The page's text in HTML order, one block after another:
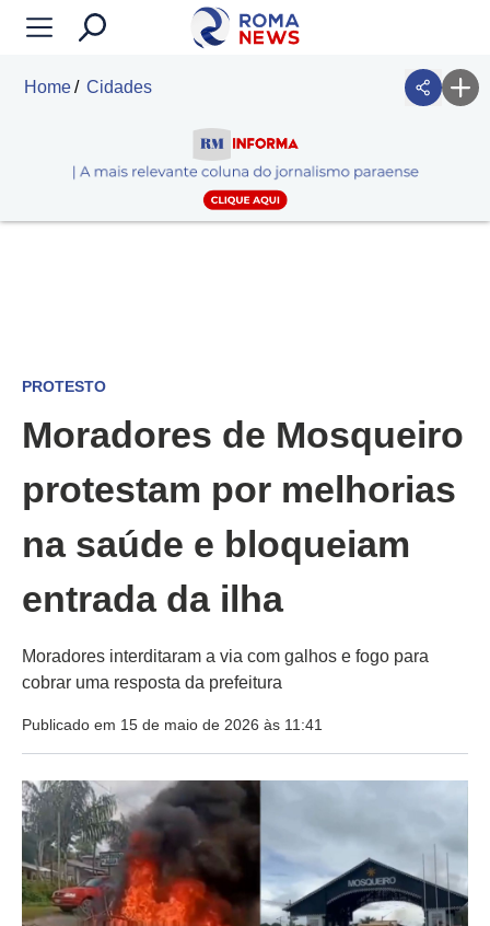
Home Cidades
PROTESTO
Moradores de Mosqueiro
protestam por melhorias
na saúde e bloqueiam
entrada da ilha
Moradores interditaram a via com galhos e fogo para
cobrar uma resposta da prefeitura
Publicado em 15 de maio de 2026 às 11:41